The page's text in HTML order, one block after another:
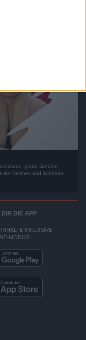
große Gefühle,
der Reichen und Schönen.
DIR DIE APP
INKLUSIVE,
MODUS: